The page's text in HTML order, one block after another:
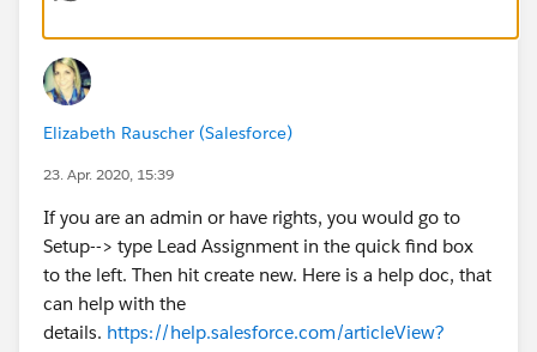
Elizabeth Rauscher (Salesforce)
23. Apr. 2020, 15:39
If you are an admin or have rights, you would go to
Setup--> type Lead Assignment in the quick find box
to the left. Then hit create new. Here is a help doc, that
can help with the
details. https://help.salesforce.com/articleView?